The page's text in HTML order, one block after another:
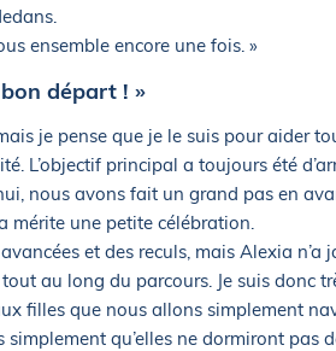
ensemble encore une fois. »
bon départ ! »
je pense que je le suis pour aider
L’objectif principal a toujours été
nous avons fait un grand pas en
mérite une petite célébration.
et des reculs, mais Alexia n’a
au long du parcours. Je suis donc
filles que nous allons simplement
simplement qu’elles ne dormiront pas